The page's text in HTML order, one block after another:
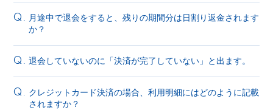
Q. 月途中で退会をすると、残りの期間分は日割り返金されます
か？
Q. 退会していないのに「決済が完了していない」と出ます。
Q. クレジットカード決済の場合、利用明細にはどのように記載
されますか？